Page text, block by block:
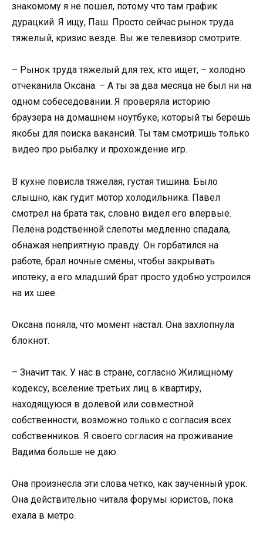
знакомому я не пошел, потому что там график
дурацкий. Я ищу, Паш. Просто сейчас рынок труда
тяжелый, кризис везде. Вы же телевизор смотрите.
– Рынок труда тяжелый для тех, кто ищет, – холодно
отчеканила Оксана. – А ты за два месяца не был ни на
одном собеседовании. Я проверяла историю
браузера на домашнем ноутбуке, который ты берешь
якобы для поиска вакансий. Ты там смотришь только
видео про рыбалку и прохождение игр.
В кухне повисла тяжелая, густая тишина. Было
слышно, как гудит мотор холодильника. Павел
смотрел на брата так, словно видел его впервые.
Пелена родственной слепоты медленно спадала,
обнажая неприятную правду. Он горбатился на
работе, брал ночные смены, чтобы закрывать
ипотеку, а его младший брат просто удобно устроился
на их шее.
Оксана поняла, что момент настал. Она захлопнула
блокнот.
– Значит так. У нас в стране, согласно Жилищному
кодексу, вселение третьих лиц в квартиру,
находящуюся в долевой или совместной
собственности, возможно только с согласия всех
собственников. Я своего согласия на проживание
Вадима больше не даю.
Она произнесла эти слова четко, как заученный урок.
Она действительно читала форумы юристов, пока
ехала в метро.